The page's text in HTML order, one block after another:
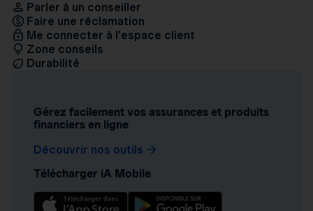
Parler à un conseiller
Faire une réclamation
Me connecter à l’espace client
Zone conseils
Durabilité
Gérez facilement vos assurances et produits
financiers en ligne
Découvrir nos outils
Télécharger iA Mobile